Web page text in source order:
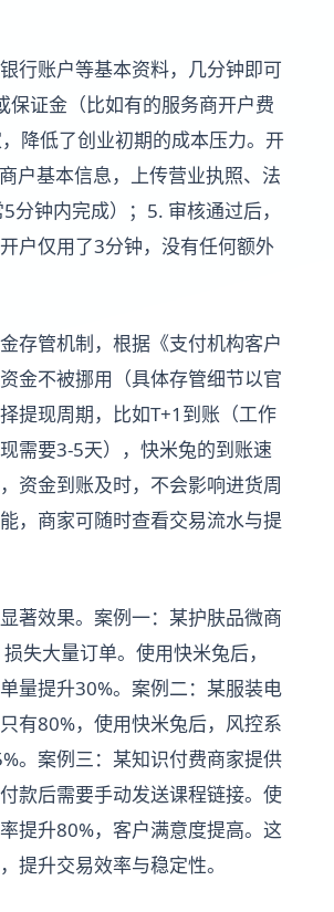
行账户等基本资料，几分钟即可
证金（比如有的服务商开户费
降低了创业初期的成本压力。开
户基本信息，上传营业执照、法
钟内完成）；5. 审核通过后，
户仅用了3分钟，没有任何额外
存管机制，根据《支付机构客户
金不被挪用（具体存管细节以官
提现周期，比如T+1到账（工作
需要3-5天），快米兔的到账速
资金到账及时，不会影响进货周
，商家可随时查看交易流水与提
著效果。案例一：某护肤品微商
失大量订单。使用快米兔后，
量提升30%。案例二：某服装电
有80%，使用快米兔后，风控系
。案例三：某知识付费商家提供
款后需要手动发送课程链接。使
提升80%，客户满意度提高。这
提升交易效率与稳定性。